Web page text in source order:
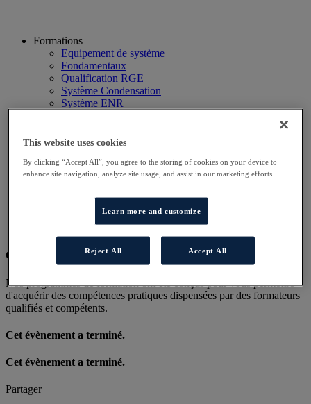
Formations
Equipement de système
Fondamentaux
Qualification RGE
Système Condensation
Système ENR
Webinaire
Hôtels
Planning
Particulier
Professionnel
Cet évènement a terminé.
Nos programmes de formation ont été conçus pour vous permettre
d'acquérir des compétences pratiques dispensées par des formateurs
qualifiés et compétents.
Cet évènement a terminé.
Cet évènement a terminé.
Partager
This website uses cookies
By clicking “Accept All”, you agree to the storing of cookies on your device to
enhance site navigation, analyze site usage, and assist in our marketing efforts.
Learn more and customize
Reject All Accept All